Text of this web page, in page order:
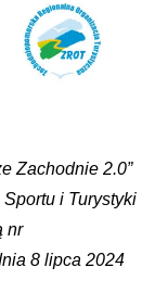
Zachodnie 2.0”
i Turystyki
nr
8 lipca 2024